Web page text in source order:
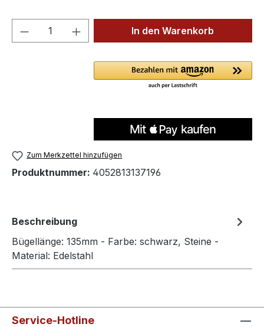
Produkt Anzahl: Gib denIn den Warenkorb
Zum Merkzettel hinzufügen
Produktnummer: 4052813137196
Beschreibung
Bügellänge: 135mm - Farbe: schwarz, Steine -
Material: Edelstahl
Service-Hotline